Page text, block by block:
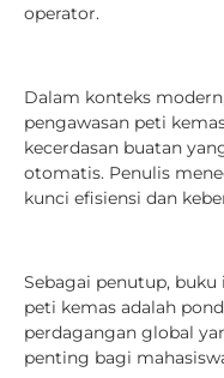
operator.
Dalam konteks
pengawasan peti
kecerdasan buatan
otomatis. Penulis
kunci efisiensi dan
Sebagai penutup,
peti kemas adalah
perdagangan global
penting bagi